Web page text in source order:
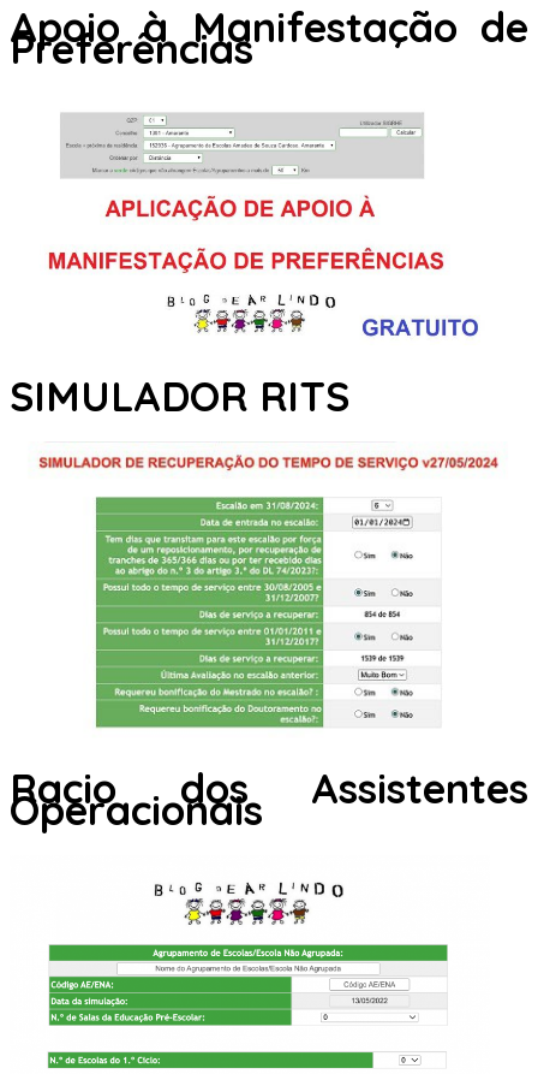
Apoio à Manifestação de
Preferências
SIMULADOR RITS
Racio dos Assistentes
Operacionais